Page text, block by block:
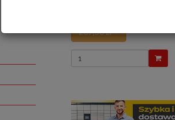
267,50 zł
Wprowadź
ilość